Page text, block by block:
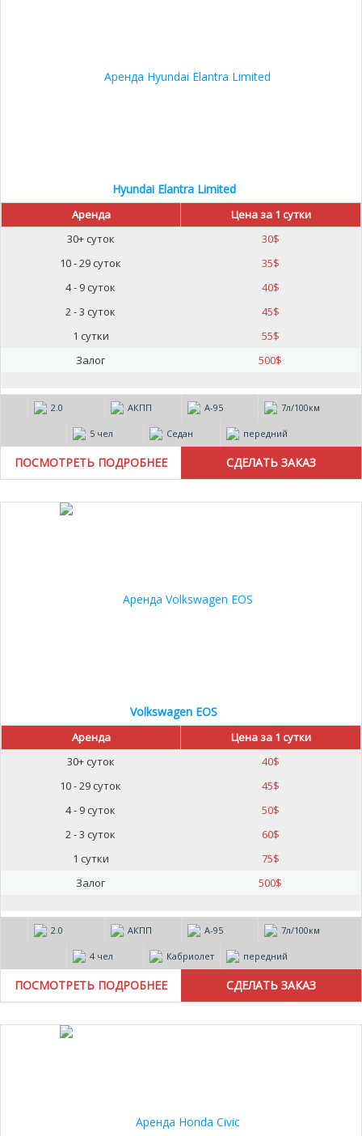
Hyundai Elantra Limited
Аренда
Цена за 1 сутки
30+ суток
30$
10 - 29 суток
35$
4 - 9 суток
40$
2 - 3 суток
45$
1 сутки
55$
Залог
500$
2.0 АКПП А-95 7л/100км
5 чел Седан передний
ПОСМОТРЕТЬ ПОДРОБНЕЕ
Volkswagen EOS
Аренда
Цена за 1 сутки
30+ суток
40$
10 - 29 суток
45$
4 - 9 суток
50$
2 - 3 суток
60$
1 сутки
75$
Залог
500$
2.0 АКПП А-95 7л/100км
4 чел Кабриолет передний
ПОСМОТРЕТЬ ПОДРОБНЕЕ